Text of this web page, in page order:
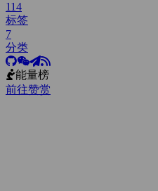
114
标签
7
分类
能量榜
前往赞赏